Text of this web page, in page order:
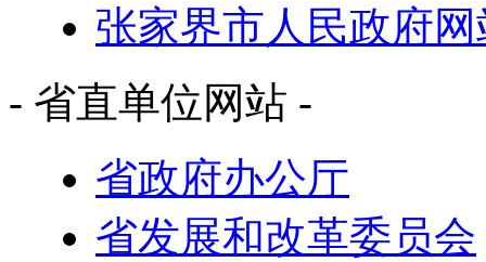
张家界市人民政府网
- 省直单位网站 -
省政府办公厅
省发展和改革委员会